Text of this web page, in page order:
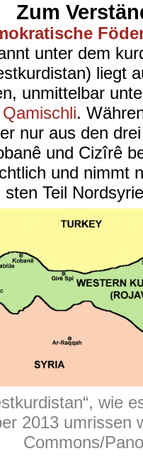
Zum
unter dem
liegt
unmittelbar
Qamischli.
nur aus den
und Cizîrê
und nimmt
sten Teil
wie
2013 umrissen
Commons/